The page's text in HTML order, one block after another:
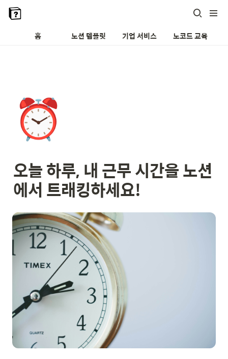
홈 노션 템플릿 기업 서비스 노코드 교육
⏰
오늘 하루, 내 근무 시간을 노션
에서 트래킹하세요!